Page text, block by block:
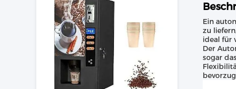
Ein
zu
ideal für
Der
sogar